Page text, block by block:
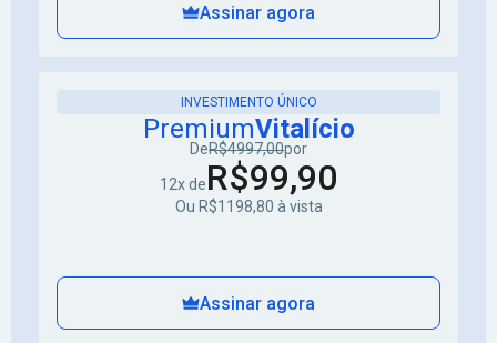
Assinar agora
INVESTIMENTO ÚNICO
PremiumVitalício
DeR$4997,00por
12x deR$99,90
Ou R$1198,80 à vista
Assinar agora